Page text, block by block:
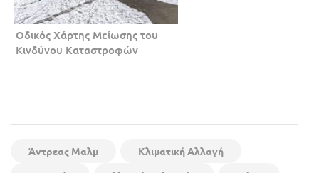
Οδικός Χάρτης Μείωσης του
Κινδύνου Καταστροφών
Άντρεας Μαλμ
Κλιματική Αλλαγή